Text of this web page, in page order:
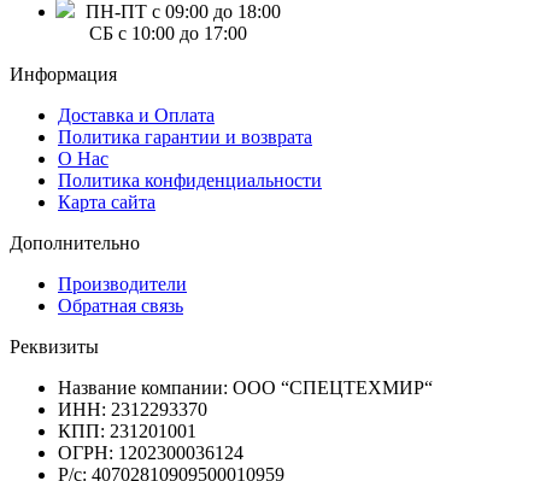
ПН-ПТ с 09:00 до 18:00
СБ с 10:00 до 17:00
Информация
Доставка и Оплата
Политика гарантии и возврата
О Нас
Политика конфиденциальности
Карта сайта
Дополнительно
Производители
Обратная связь
Реквизиты
Название компании: ООО “СПЕЦТЕХМИР“
ИНН: 2312293370
КПП: 231201001
ОГРН: 1202300036124
Р/с: 40702810909500010959